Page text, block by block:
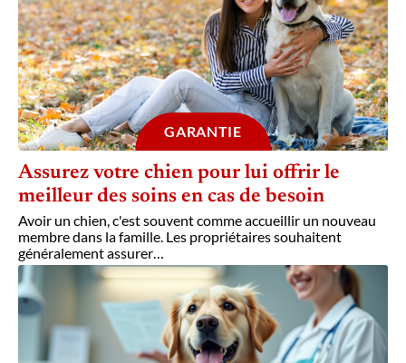
GARANTIE
Assurez votre chien pour lui offrir le
meilleur des soins en cas de besoin
Avoir un chien, c'est souvent comme accueillir un nouveau
membre dans la famille. Les propriétaires souhaitent
généralement assurer…